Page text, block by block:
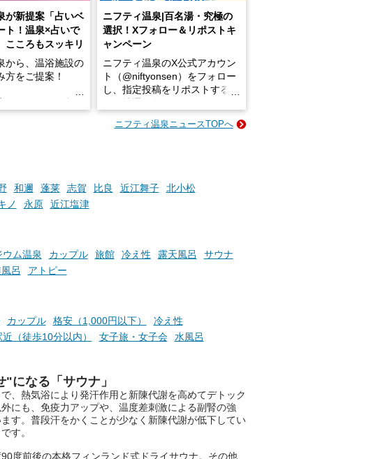
が新提案「占いベ
ト！温泉×占いで
こころもスッキリ
から、温浴施設の
方をご提案！
トなど気軽に楽し
“ととのう”おふろ
と特別に。
ニフティ温泉|百名湯・究極の
選択！Xフォロー＆リポストキ
ャンペーン
ニフティ温泉のX公式アカウン
ト（@niftyonsen）をフォロー
し、指定投稿をリポストする
GIFT500円分をプレゼントい
ニフティ温泉ニュースTOPへ
和邇 蓬莱 志賀 比良 近江舞子
北小松
ノ 永原 近江塩津
ム温泉 カップル 旅館 冷え性 露天風呂
サウナ
呂 アトピー
カップル 格安（1,000円以下）
冷え性
近（徒歩10分以内） 女子旅・女子会
水風呂
になる「サウナ」
、熱気浴により発汗作用と新陳代謝を高めてデトック
にも、免疫力アップや、温度差刺激による副腎の強
す。普段汗をかくことが少なく新陳代謝が低下してい
す。
90度前後の本格フィンランド式ドライサウナ。その他